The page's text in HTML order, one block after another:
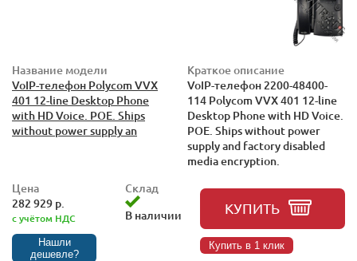
Название модели
VoIP-телефон Polycom VVX
401 12-line Desktop Phone
with HD Voice. POE. Ships
without power supply an
Краткое описание
VoIP-телефон 2200-48400-
114 Polycom VVX 401 12-line
Desktop Phone with HD Voice.
POE. Ships without power
supply and factory disabled
media encryption.
Цена
282 929 р.
с учётом НДС
Нашли
дешевле?
Склад
В наличии
КУПИТЬ
Купить в 1 клик